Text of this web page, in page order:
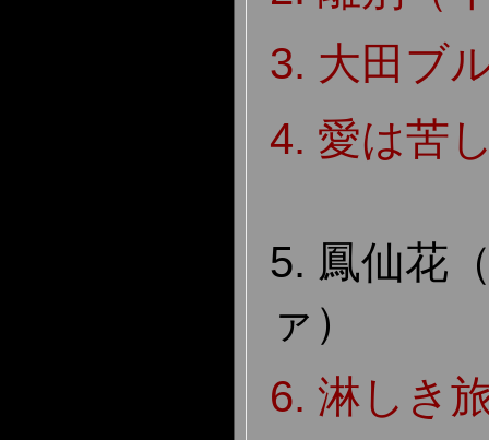
3. 大田ブ
4. 愛は苦
5. 鳳仙花
ァ）
6. 淋しき